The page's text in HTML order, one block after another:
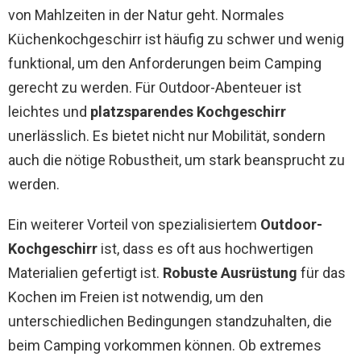
von Mahlzeiten in der Natur geht. Normales
Küchenkochgeschirr ist häufig zu schwer und wenig
funktional, um den Anforderungen beim Camping
gerecht zu werden. Für Outdoor-Abenteuer ist
leichtes und platzsparendes Kochgeschirr
unerlässlich. Es bietet nicht nur Mobilität, sondern
auch die nötige Robustheit, um stark beansprucht zu
werden.
Ein weiterer Vorteil von spezialisiertem Outdoor-
Kochgeschirr ist, dass es oft aus hochwertigen
Materialien gefertigt ist. Robuste Ausrüstung für das
Kochen im Freien ist notwendig, um den
unterschiedlichen Bedingungen standzuhalten, die
beim Camping vorkommen können. Ob extremes